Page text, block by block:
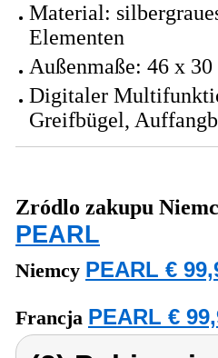
Material:
Elementen
Außenmaße: 46 x
Digitaler
Greifbügel,
Zródlo zakupu
PEARL
Niemcy PEARL €
Francja PEARL €